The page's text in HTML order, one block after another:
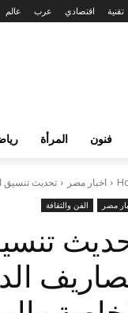
عالم عرب اقتصادي تقنية
فنون المرأة
اخبار مصر تحديث تنسيق الجامعات الخاصة 2016 –
مصر الفن والثقافة